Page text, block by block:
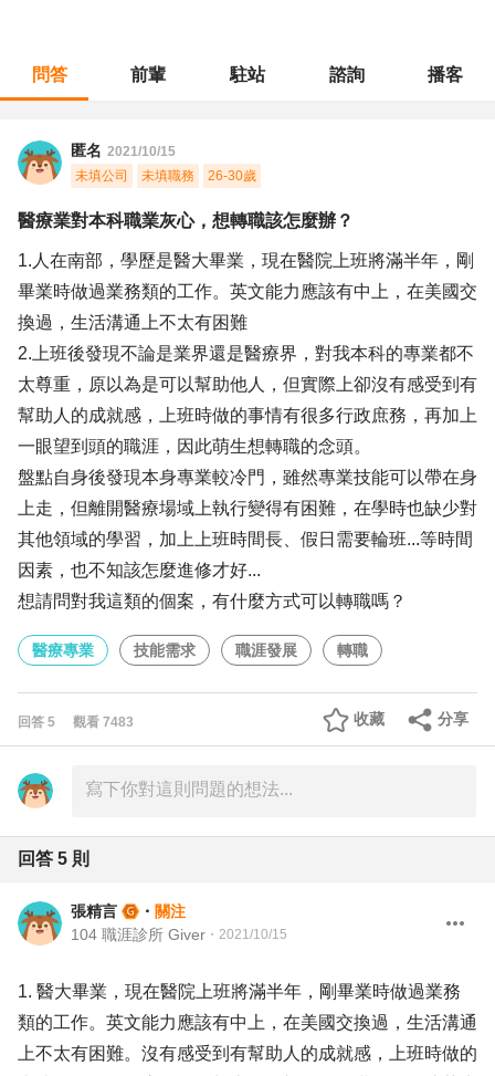
問答 前輩 駐站 諮詢 播客
匿名 2021/10/15
未填公司
未填職務 26-30歲
醫療業對本科職業灰心，想轉職該怎麼辦？
1.人在南部，學歷是醫大畢業，現在醫院上班將滿半年，剛
畢業時做過業務類的工作。英文能力應該有中上，在美國交
換過，生活溝通上不太有困難
2.上班後發現不論是業界還是醫療界，對我本科的專業都不
太尊重，原以為是可以幫助他人，但實際上卻沒有感受到有
幫助人的成就感，上班時做的事情有很多行政庶務，再加上
一眼望到頭的職涯，因此萌生想轉職的念頭。
盤點自身後發現本身專業較冷門，雖然專業技能可以帶在身
上走，但離開醫療場域上執行變得有困難，在學時也缺少對
其他領域的學習，加上上班時間長、假日需要輪班...等時間
因素，也不知該怎麼進修才好...
想請問對我這類的個案，有什麼方式可以轉職嗎？
醫療專業 技能需求 職涯發展 轉職
回答 5 觀看 7483 分享
收藏
回答 5 則
張精言 ・ 關注
104 職涯診所 Giver ・ 2021/10/15
1. 醫大畢業，現在醫院上班將滿半年，剛畢業時做過業務
類的工作。英文能力應該有中上，在美國交換過，生活溝通
上不太有困難。沒有感受到有幫助人的成就感，上班時做的